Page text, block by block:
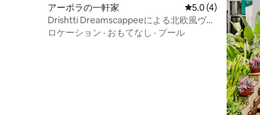
アーポラの一軒家 レビュー4件、5つ
5.0 (4)
Drishtti Dreamscappeeによる北欧風ヴィ
ラ|アンジュナ
ロケーション · おもてなし · プール